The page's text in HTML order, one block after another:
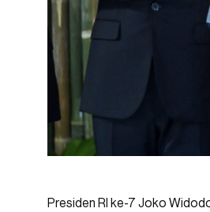
Presiden RI ke-7 Joko